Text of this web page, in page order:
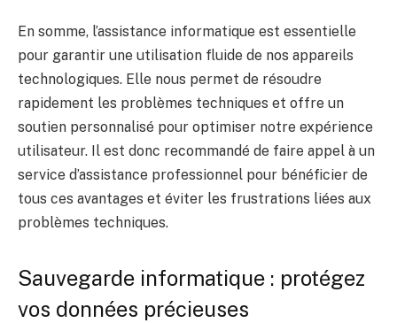
En somme, l’assistance informatique est essentielle
pour garantir une utilisation fluide de nos appareils
technologiques. Elle nous permet de résoudre
rapidement les problèmes techniques et offre un
soutien personnalisé pour optimiser notre expérience
utilisateur. Il est donc recommandé de faire appel à un
service d’assistance professionnel pour bénéficier de
tous ces avantages et éviter les frustrations liées aux
problèmes techniques.
Sauvegarde informatique : protégez
vos données précieuses